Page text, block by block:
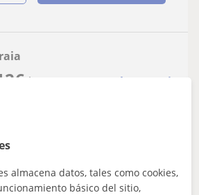
€ /h 1ª clase gratis
Pasaia
general para
almacena datos, tales como cookies,
básico del sitio,